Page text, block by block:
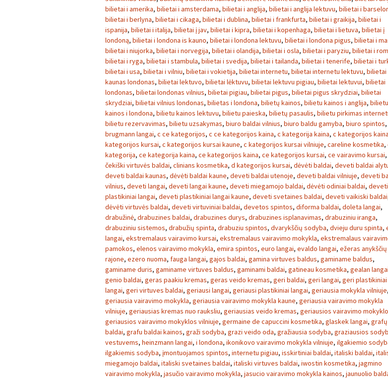
bilietai i amerika, bilietai i amsterdama, bilietai i anglija, bilietai i anglija lektuvu, bilietai i
bilietai i berlyna, bilietai i cikaga, bilietai i dublina, bilietai i frankfurta, bilietai i graikija, bilietai i
ispanija, bilietai i italija, bilietai į jav, bilietai i kipra, bilietai i kopenhaga, bilietai i lietuva, bilietai į
londoną, bilietai i londona is kauno, bilietai i londona lektuvu, bilietai i londona pigus, bilietai i
bilietai i niujorka, bilietai i norvegija, bilietai i olandija, bilietai i osla, bilietai i paryziu, bilietai i
bilietai i ryga, bilietai i stambula, bilietai i svedija, bilietai i tailanda, bilietai i tenerife, bilietai i
bilietai i usa, bilietai i vilniu, bilietai i vokietija, bilietai internetu, bilietai internetu lektuvu, bilietai
kaunas londonas, bilietai lektuvo, bilietai lėktuvu, bilietai lektuvu pigiau, bilietai lektuvui, bilietai
londonas, bilietai londonas vilnius, bilietai pigiau, bilietai pigus, bilietai pigus skrydziai, bilietai
skrydziai, bilietai vilnius londonas, bilietas i londona, bilietų kainos, bilietu kainos i anglija, bilietu
kainos i londona, bilietu kainos lektuvu, bilietu paieska, bilietų pasaulis, bilietu pirkimas
bilietu rezervavimas, bilietu uzsakymas, biuro baldai vilnius, biuro baldu gamyba, biuro spintos,
brugmann langai, c ce kategorijos, c ce kategorijos kaina, c kategorija kaina, c kategorijos kaina
kategorijos kursai, c kategorijos kursai kaune, c kategorijos kursai vilniuje, careline kosmetika,
kategorija, ce kategorija kaina, ce kategorijos kaina, ce kategorijos kursai, ce vairavimo kursai,
čekiški virtuvės baldai, clinians kosmetika, d kategorijos kursai, dėvėti baldai, deveti baldai
deveti baldai kaunas, dėvėti baldai kaune, deveti baldai utenoje, deveti baldai vilniuje, deveti
vilnius, deveti langai, deveti langai kaune, deveti miegamojo baldai, dėvėti odiniai baldai, deveti
plastikiniai langai, deveti plastikiniai langai kaune, deveti svetaines baldai, deveti vaikiski baldai
dėvėti virtuvės baldai, deveti virtuviniai baldai, devetos spintos, diforma baldai, doleta langai,
drabužinė, drabuzines baldai, drabuzines durys, drabuzines isplanavimas, drabuziniu iranga,
drabuziniu sistemos, drabužių spinta, drabuziu spintos, dvarykščių sodyba, dvieju duru spinta,
langai, ekstremalaus vairavimo kursai, ekstremalaus vairavimo mokykla, ekstremalaus
pamokos, elenos vairavimo mokykla, emira spintos, euro langai, evaldo langai, ežeras anykščių
rajone, ezero nuoma, fauga langai, gajos baldai, gamina virtuves baldus, gaminame baldus,
gaminame duris, gaminame virtuves baldus, gaminami baldai, gatineau kosmetika, gealan langai
genio baldai, geras paakiu kremas, geras veido kremas, geri baldai, geri langai, geri plastikiniai
langai, geri virtuves baldai, geriausi langai, geriausi plastikiniai langai, geriausia mokykla vilniuje,
geriausia vairavimo mokykla, geriausia vairavimo mokykla kaune, geriausia vairavimo mokykla
vilniuje, geriausias kremas nuo rauksliu, geriausias veido kremas, geriausios vairavimo
geriausios vairavimo mokyklos vilniuje, germaine de capuccini kosmetika, glaskek langai, grafų
baldai, grafu baldai kainos, graži sodyba, grazi veido oda, gražiausia sodyba, graziausios
vestuvems, heinzmann langai, i londona, ikonikovo vairavimo mokykla vilniuje, ilgakiemio
ilgakiemis sodyba, įmontuojamos spintos, internetu pigiau, isskirtiniai baldai, italiski baldai,
miegamojo baldai, italiski svetaines baldai, italiski virtuves baldai, iwostin kosmetika, jagmino
vairavimo mokykla, jasučio vairavimo mokykla, jasucio vairavimo mokykla kainos, jaunuolio